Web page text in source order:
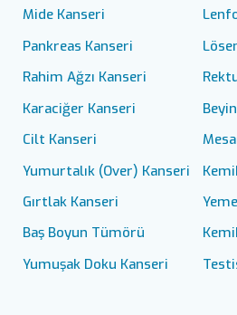
Mide Kanseri
Pankreas Kanseri
Rahim Ağzı Kanseri
Karaciğer Kanseri
Cilt Kanseri
Yumurtalık (Over) Kanseri
Gırtlak Kanseri
Baş Boyun Tümörü
Yumuşak Doku Kanseri